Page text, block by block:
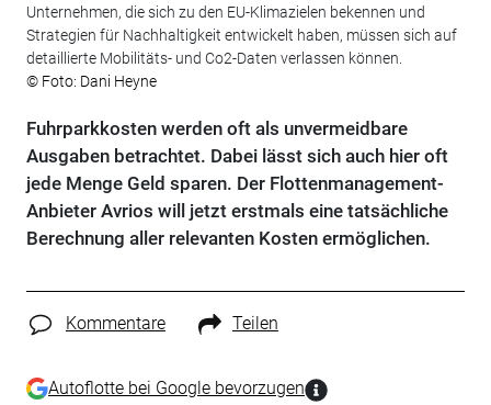
Unternehmen, die sich zu den EU-Klimazielen bekennen und
Strategien für Nachhaltigkeit entwickelt haben, müssen sich auf
detaillierte Mobilitäts- und Co2-Daten verlassen können.
© Foto: Dani Heyne
Fuhrparkkosten werden oft als unvermeidbare
Ausgaben betrachtet. Dabei lässt sich auch hier oft
jede Menge Geld sparen. Der Flottenmanagement-
Anbieter Avrios will jetzt erstmals eine tatsächliche
Berechnung aller relevanten Kosten ermöglichen.
Kommentare Teilen
Autoflotte bei Google bevorzugen